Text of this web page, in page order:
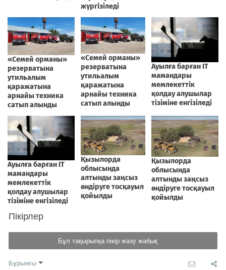
Пікірлер
Бұл тақырыпқа пікір жазу жабық
Бұрынғы